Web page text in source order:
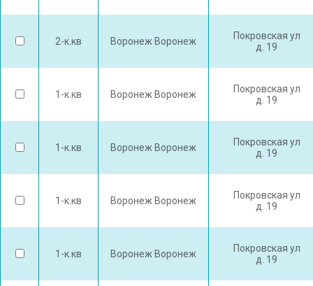
2-к.кв Воронеж Воронеж
Покровская ул
д. 19
1-к.кв Воронеж Воронеж
Покровская ул
д. 19
1-к.кв Воронеж Воронеж
Покровская ул
д. 19
1-к.кв Воронеж Воронеж
Покровская ул
д. 19
1-к.кв Воронеж Воронеж
Покровская ул
д. 19